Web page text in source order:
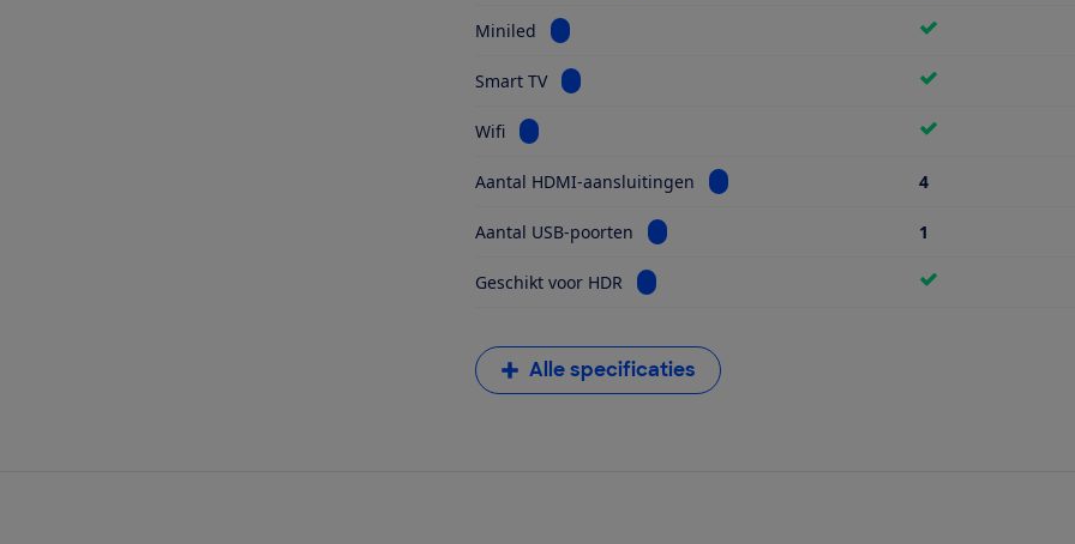
Miniled Bekijk informatie voor Miniled
Smart TV Bekijk informatie voor Smart TV
Wifi Bekijk informatie voor Wifi
Aantal HDMI-aansluitingen Bekijk informatie voor Aantal HDMI-
4
Aantal USB-poorten Bekijk informatie voor Aantal USB-poorten
1
Geschikt voor HDR Bekijk informatie voor Geschikt voor HDR
Alle specificaties